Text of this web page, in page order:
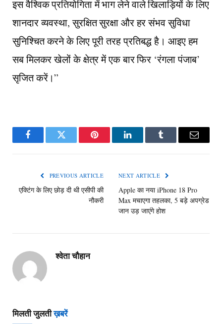
इस वैश्विक प्रतियोगिता में भाग लेने वाले खिलाड़ियों के लिए
शानदार व्यवस्था, सुरक्षित सुरक्षा और हर संभव सुविधा
सुनिश्चित करने के लिए पूरी तरह प्रतिबद्ध है। आइए हम
सब मिलकर खेलों के क्षेत्र में एक बार फिर ‘रंगला पंजाब’
सृजित करें।”
FacebookTwitter Pinterest LinkedInTumblr Email
PREVIOUS ARTICLE
एक्टिंग के लिए छोड़ दी थी एसीपी की
नौकरी
NEXT ARTICLE
Apple का नया iPhone 18 Pro
Max मचाएगा तहलका, 5 बड़े अपग्रेड
जान उड़ जाएंगे होश
श्वेता चौहान
मिलती जुलतीख़बरें